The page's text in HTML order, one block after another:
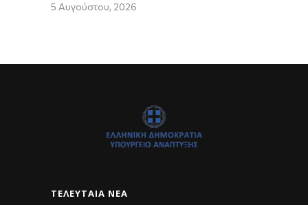
5 Αυγούστου, 2026
ΤΕΛΕΥΤΑΊΑ ΝΈΑ